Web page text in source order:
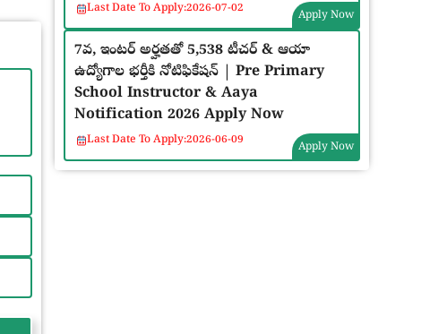
Last Date To Apply:2026-07-02 Apply Now
7వ, ఇంటర్ అర్హతతో 5,538 టీచర్ & ఆయా
ఉద్యోగాల భర్తీకి నోటిఫికేషన్ | Pre Primary
School Instructor & Aaya
Notification 2026 Apply Now
Last Date To Apply:2026-06-09 Apply Now